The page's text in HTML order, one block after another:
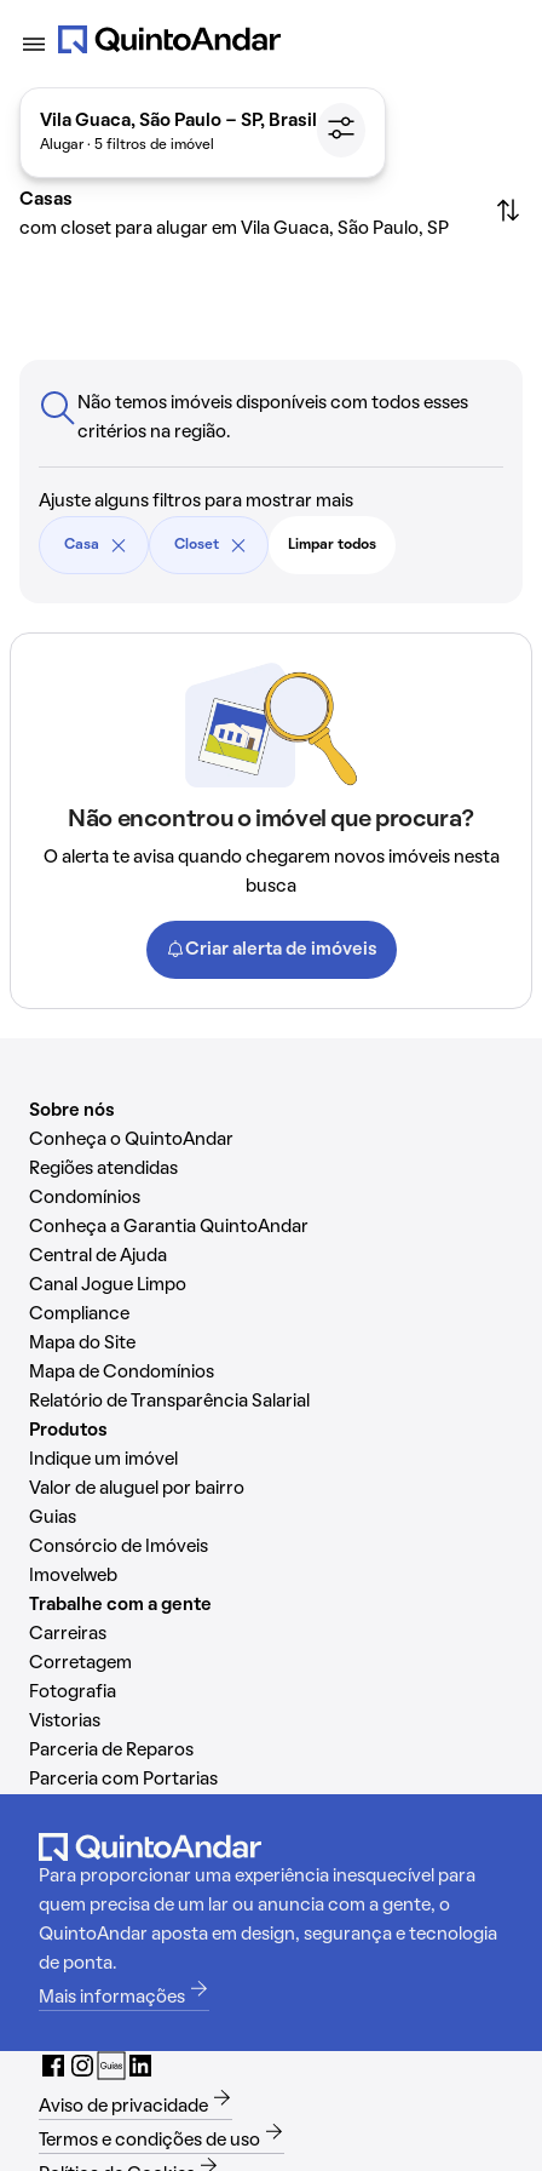
Vila Guaca, São Paulo - SP, Brasil
Alugar · 5 filtros de imóvel
Casas
com closet para alugar em Vila Guaca, São Paulo, SP
Não temos imóveis disponíveis com todos esses
critérios na região.
Ajuste alguns filtros para mostrar mais
Casa Closet Limpar todos
Não encontrou o imóvel que procura?
O alerta te avisa quando chegarem novos imóveis nesta
busca
Criar alerta de imóveis
Sobre nós
Conheça o QuintoAndar
Regiões atendidas
Condomínios
Conheça a Garantia QuintoAndar
Central de Ajuda
Canal Jogue Limpo
Compliance
Mapa do Site
Mapa de Condomínios
Relatório de Transparência Salarial
Produtos
Indique um imóvel
Valor de aluguel por bairro
Guias
Consórcio de Imóveis
Imovelweb
Trabalhe com a gente
Carreiras
Corretagem
Fotografia
Vistorias
Parceria de Reparos
Parceria com Portarias
Para proporcionar uma experiência inesquecível para
quem precisa de um lar ou anuncia com a gente, o
QuintoAndar aposta em design, segurança e tecnologia
de ponta.
Mais informações
Aviso de privacidade
Termos e condições de uso